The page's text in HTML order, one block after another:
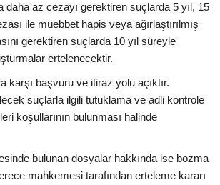
daha az cezayı gerektiren suçlarda 5 yıl, 15
ile müebbet hapis veya ağırlaştırılmış
gerektiren suçlarda 10 yıl süreyle
ertelenecektir.
karşı başvuru ve itiraz yolu açıktır.
suçlarla ilgili tutuklama ve adli kontrole
koşullarının bulunması halinde
bulunan dosyalar hakkında ise bozma
mahkemesi tarafından erteleme kararı